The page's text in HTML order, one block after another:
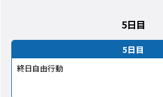
5日目
5日目
終日自由行動